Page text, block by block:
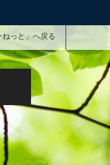
っと」へ戻る